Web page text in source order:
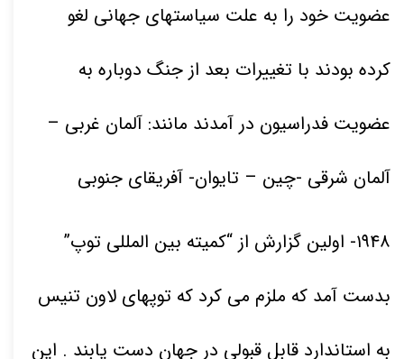
عضویت خود را به علت سیاستهای جهانی لغو
کرده بودند با تغییرات بعد از جنگ دوباره به
عضویت فدراسیون در آمدند مانند: آلمان غربی –
آلمان شرقی -چین – تایوان- آفریقای جنوبی
۱۹۴۸- اولین گزارش از “کمیته بین المللی توپ”
بدست آمد که ملزم می کرد که توپهای لاون تنیس
به استاندارد قابل قبولی در جهان دست یابند . این